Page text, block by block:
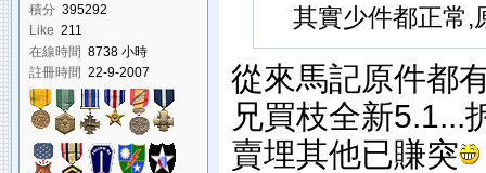
積分 395292
Like 211
在線時間 8738 小時
註冊時間 22-9-2007
其實少件都正常,
從來馬記原件都
兄買枝全新5.1...
賣埋其他已賺突